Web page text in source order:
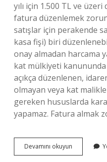
yılı için 1.500 TL ve
fatura düzenlemek
satışlar için perakende
kasa fişi) biri
onay almadan harcama
kat mülkiyeti
açıkça düzenlenen,
olmayan veya kat
gereken hususlarda
yapamaz. Fatura almak
Devamını okuyun Apartman
Yöneticisi